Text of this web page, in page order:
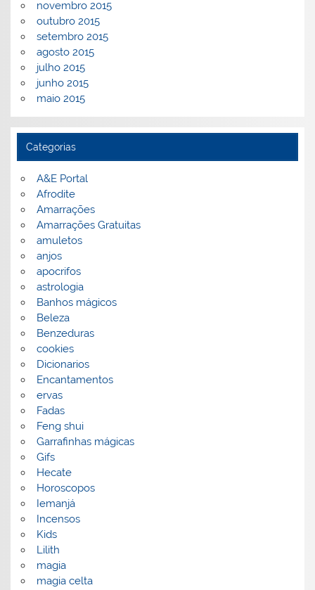
novembro 2015
outubro 2015
setembro 2015
agosto 2015
julho 2015
junho 2015
maio 2015
Categorias
A&E Portal
Afrodite
Amarrações
Amarrações Gratuitas
amuletos
anjos
apocrifos
astrologia
Banhos mágicos
Beleza
Benzeduras
cookies
Dicionarios
Encantamentos
ervas
Fadas
Feng shui
Garrafinhas mágicas
Gifs
Hecate
Horoscopos
Iemanjá
Incensos
Kids
Lilith
magia
magia celta